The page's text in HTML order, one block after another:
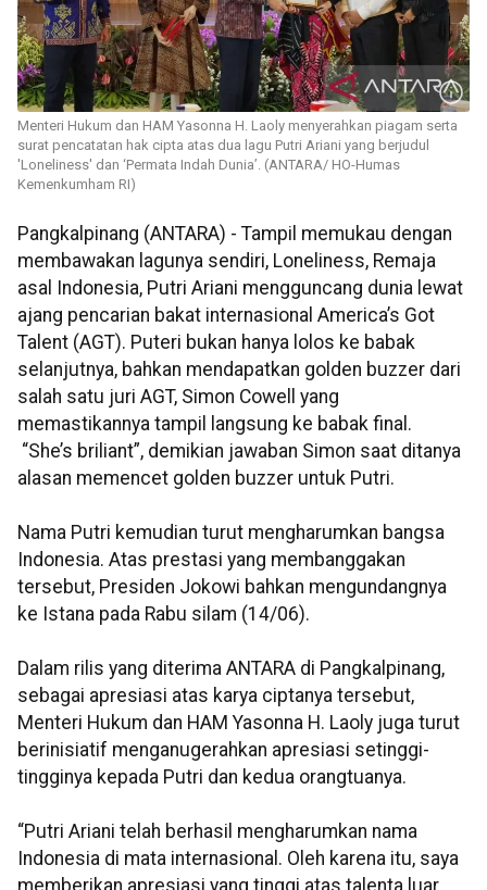
Menteri Hukum dan HAM Yasonna H. Laoly menyerahkan piagam serta
surat pencatatan hak cipta atas dua lagu Putri Ariani yang berjudul
'Loneliness' dan ‘Permata Indah Dunia’. (ANTARA/ HO-Humas
Kemenkumham RI)
Pangkalpinang (ANTARA) - Tampil memukau dengan
membawakan lagunya sendiri, Loneliness, Remaja
asal Indonesia, Putri Ariani mengguncang dunia lewat
ajang pencarian bakat internasional America’s Got
Talent (AGT). Puteri bukan hanya lolos ke babak
selanjutnya, bahkan mendapatkan golden buzzer dari
salah satu juri AGT, Simon Cowell yang
memastikannya tampil langsung ke babak final.
“She’s briliant”, demikian jawaban Simon saat ditanya
alasan memencet golden buzzer untuk Putri.
Nama Putri kemudian turut mengharumkan bangsa
Indonesia. Atas prestasi yang membanggakan
tersebut, Presiden Jokowi bahkan mengundangnya
ke Istana pada Rabu silam (14/06).
Dalam rilis yang diterima ANTARA di Pangkalpinang,
sebagai apresiasi atas karya ciptanya tersebut,
Menteri Hukum dan HAM Yasonna H. Laoly juga turut
berinisiatif menganugerahkan apresiasi setinggi-
tingginya kepada Putri dan kedua orangtuanya.
“Putri Ariani telah berhasil mengharumkan nama
Indonesia di mata internasional. Oleh karena itu, saya